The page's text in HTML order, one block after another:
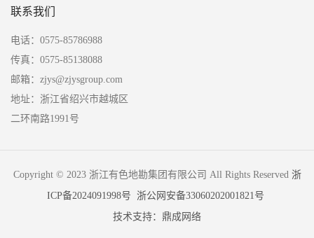
联系我们
电话：0575-85786988
传真：0575-85138088
邮箱：zjys@zjysgroup.com
地址：浙江省绍兴市越城区
二环南路1991号
Copyright © 2023 浙江有色地勘集团有限公司 All Rights Reserved 浙
ICP备2024091998号
浙公网安备33060202001821号
技术支持：鼎成网络